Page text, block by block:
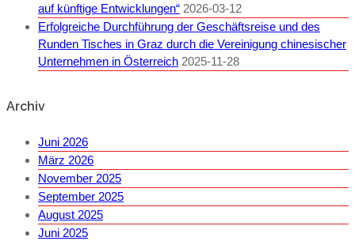
auf künftige Entwicklungen“ 2026-03-12
Erfolgreiche Durchführung der Geschäftsreise und des
Runden Tisches in Graz durch die Vereinigung chinesischer
Unternehmen in Österreich 2025-11-28
Archiv
Juni 2026
März 2026
November 2025
September 2025
August 2025
Juni 2025